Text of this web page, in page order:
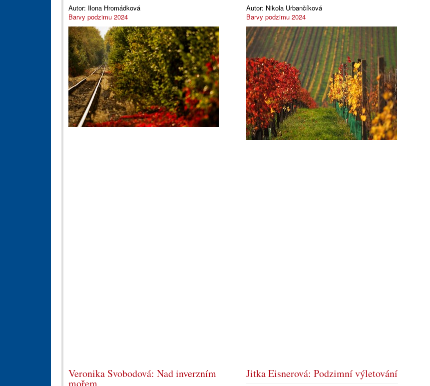
Autor: Ilona Hromádková
Barvy podzimu 2024
Autor: Nikola Urbančíková
Barvy podzimu 2024
Veronika Svobodová: Nad inverzním
mořem
Jitka Eisnerová: Podzimní výletování